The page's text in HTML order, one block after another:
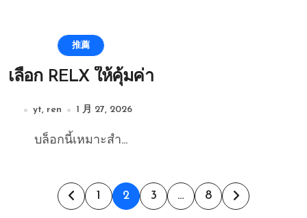
推薦
เลือก RELX ให้คุ้มค่า
yt, ren 1 月 27, 2026
บล็อกนี้เหมาะสำ...
文
1 2 3 … 8